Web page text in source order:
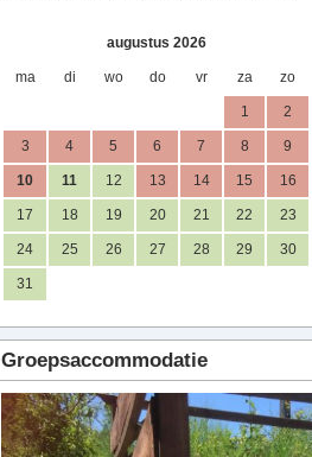
augustus 2026
ma di wo do vr za zo
1 2
3 4 5 6 7 8 9
10 11 12 13 14 15 16
17 18 19 20 21 22 23
24 25 26 27 28 29 30
31
Groepsaccommodatie